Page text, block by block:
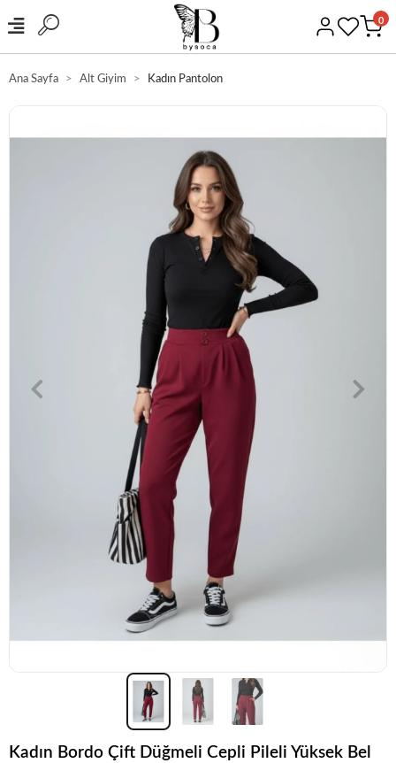
0
Ana Sayfa Alt Giyim Kadın Pantolon
Kadın Bordo Çift Düğmeli Cepli Pileli Yüksek Bel